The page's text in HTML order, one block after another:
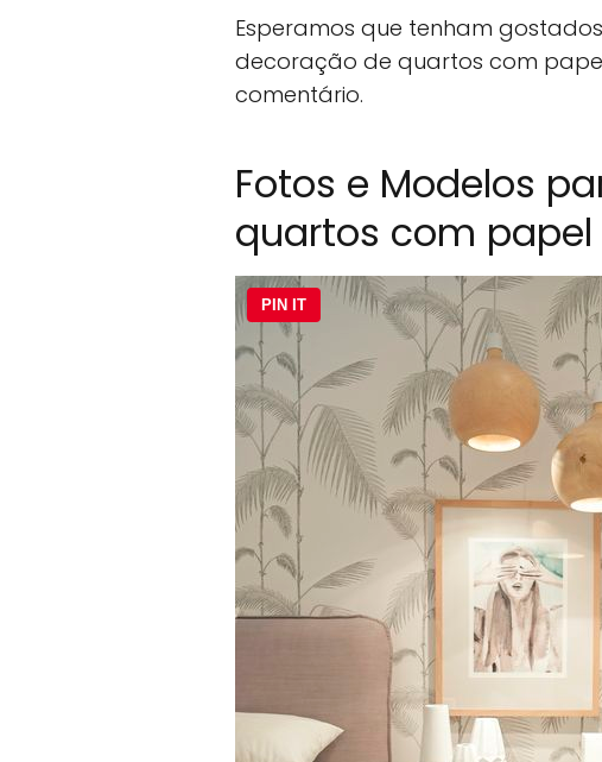
Esperamos que tenham
decoração de quartos com
comentário.
Fotos e Modelos
quartos com
PIN IT